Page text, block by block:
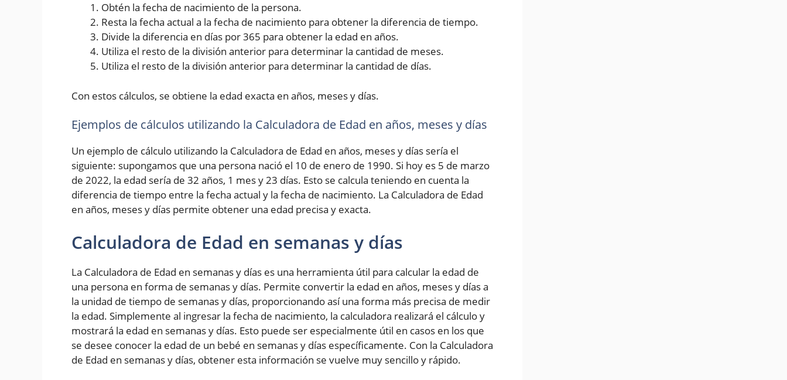
Obtén la fecha de nacimiento de la persona.
Resta la fecha actual a la fecha de nacimiento para obtener la diferencia de tiempo.
Divide la diferencia en días por 365 para obtener la edad en años.
Utiliza el resto de la división anterior para determinar la cantidad de meses.
Utiliza el resto de la división anterior para determinar la cantidad de días.
Con estos cálculos, se obtiene la edad exacta en años, meses y días.
Ejemplos de cálculos utilizando la Calculadora de Edad en años, meses y días
Un ejemplo de cálculo utilizando la Calculadora de Edad en años, meses y días sería el
siguiente: supongamos que una persona nació el 10 de enero de 1990. Si hoy es 5 de marzo
de 2022, la edad sería de 32 años, 1 mes y 23 días. Esto se calcula teniendo en cuenta la
diferencia de tiempo entre la fecha actual y la fecha de nacimiento. La Calculadora de Edad
en años, meses y días permite obtener una edad precisa y exacta.
Calculadora de Edad en semanas y días
La Calculadora de Edad en semanas y días es una herramienta útil para calcular la edad de
una persona en forma de semanas y días. Permite convertir la edad en años, meses y días a
la unidad de tiempo de semanas y días, proporcionando así una forma más precisa de medir
la edad. Simplemente al ingresar la fecha de nacimiento, la calculadora realizará el cálculo y
mostrará la edad en semanas y días. Esto puede ser especialmente útil en casos en los que
se desee conocer la edad de un bebé en semanas y días específicamente. Con la Calculadora
de Edad en semanas y días, obtener esta información se vuelve muy sencillo y rápido.